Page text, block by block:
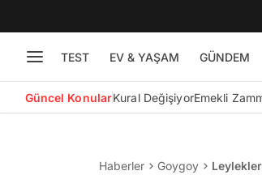
TEST EV & YAŞAM GÜNDEM
Güncel KonularKural DeğişiyorEmekli
Haberler Goygoy